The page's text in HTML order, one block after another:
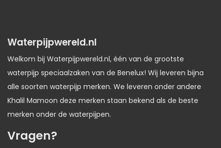
Waterpijpwereld.nl
Welkom bij Waterpijpwereld.nl, één van de grootste
waterpijp speciaalzaken van de Benelux! Wij leveren bijna
alle soorten waterpijp merken. We leveren onder andere
Khalil Mamoon deze merken staan bekend als de beste
merken onder de waterpijpen.
Vragen?